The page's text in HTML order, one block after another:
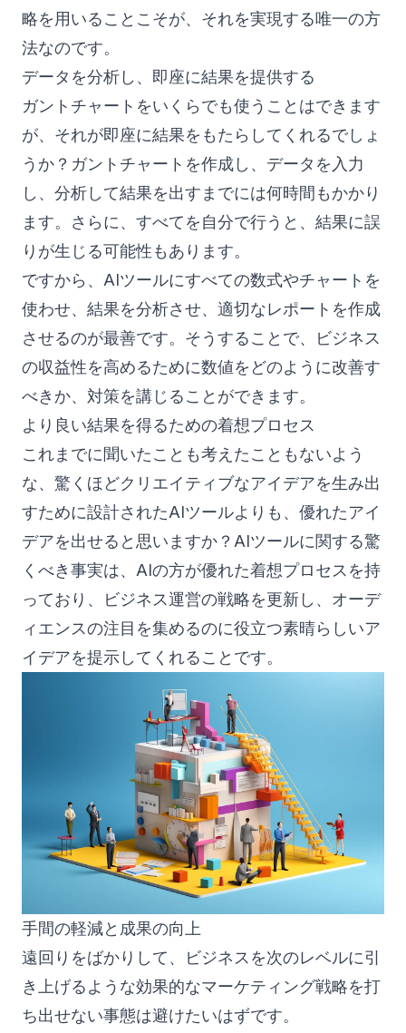
略を用いることこそが、それを実現する唯一の方
法なのです。
データを分析し、即座に結果を提供する
ガントチャートをいくらでも使うことはできます
が、それが即座に結果をもたらしてくれるでしょ
うか？ガントチャートを作成し、データを入力
し、分析して結果を出すまでには何時間もかかり
ます。さらに、すべてを自分で行うと、結果に誤
りが生じる可能性もあります。
ですから、AIツールにすべての数式やチャートを
使わせ、結果を分析させ、適切なレポートを作成
させるのが最善です。そうすることで、ビジネス
の収益性を高めるために数値をどのように改善す
べきか、対策を講じることができます。
より良い結果を得るための着想プロセス
これまでに聞いたことも考えたこともないよう
な、驚くほどクリエイティブなアイデアを生み出
すために設計されたAIツールよりも、優れたアイ
デアを出せると思いますか？AIツールに関する驚
くべき事実は、AIの方が優れた着想プロセスを持
っており、ビジネス運営の戦略を更新し、オーデ
ィエンスの注目を集めるのに役立つ素晴らしいア
イデアを提示してくれることです。
手間の軽減と成果の向上
遠回りをばかりして、ビジネスを次のレベルに引
き上げるような効果的なマーケティング戦略を打
ち出せない事態は避けたいはずです。